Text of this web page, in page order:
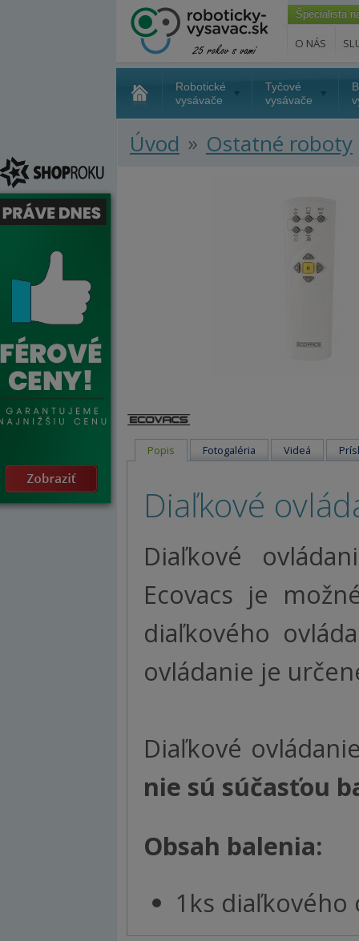
Špecialista
O NÁS
Robotické
vysávače
Tyčové
vysávače
Úvod » Ostatné roboty
Popis Fotogaléria Videá
Diaľkové
Diaľkové
Ecovacs je
diaľkového
ovládanie je
Diaľkové
nie sú súčasťou
Obsah balenia:
1ks diaľkového